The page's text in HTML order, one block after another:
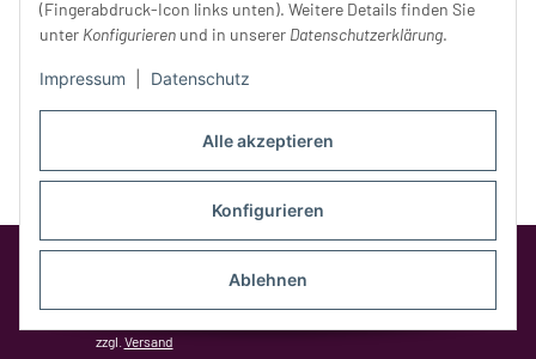
Alle akzeptieren
Konfigurieren
Ablehnen
(Fingerabdruck-Icon links unten). Weitere Details finden Sie
unter Konfigurieren und in unserer Datenschutzerklärung.
Impressum Datenschutz
Google Analytics deaktivierenStatus:
zzgl. Versand